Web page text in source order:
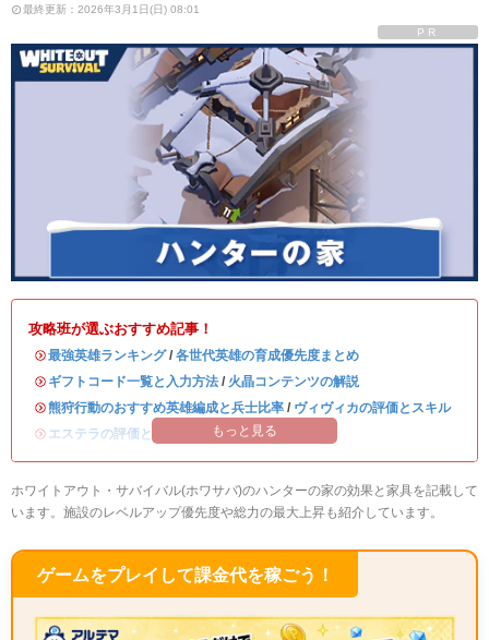
最終更新：2026年3月1日(日) 08:01
PR
攻略班が選ぶおすすめ記事！
・最強英雄ランキング/ 各世代英雄の育成優先度まとめ
・ ギフトコード一覧と入力方法 / 火晶コンテンツの解説
・熊狩行動のおすすめ英雄編成と兵士比率 / ヴィヴィカの評価とスキル
・ エステラの評価とスキル ハンクの評価とスキル
もっと見る
ホワイトアウト・サバイバル(ホワサバ)のハンターの家の効果と家具を記載して
います。施設のレベルアップ優先度や総力の最大上昇も紹介しています。
ゲームをプレイして課金代を稼ごう！